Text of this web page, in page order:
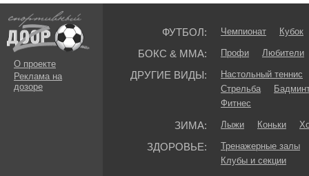
О проекте
Реклама на
дозоре
ФУТБОЛ: Чемпионат Кубок
БОКС & ММА: Профи Любители
ДРУГИЕ ВИДЫ:
Настольный теннис
Стрельба
Фитнес
ЗИМА: Лыжи Коньки
ЗДОРОВЬЕ:
Тренажерные залы
Клубы и секции